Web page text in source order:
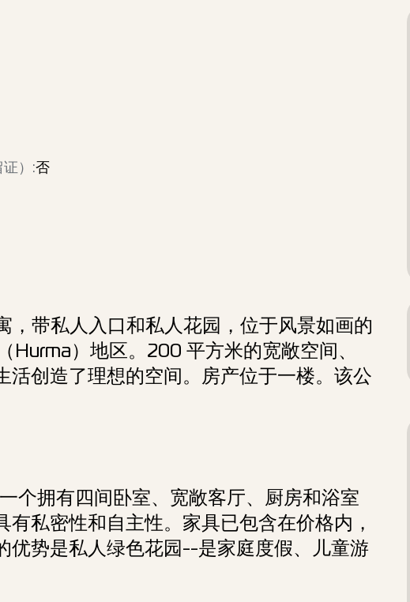
） :否
，带私人入口和私人花园，位于风景如画的
Hurma）地区。200 平方米的宽敞空间、
活创造了理想的空间。房产位于一楼。该公
个拥有四间卧室、宽敞客厅、厨房和浴室
有私密性和自主性。家具已包含在价格内，
优势是私人绿色花园--是家庭度假、儿童游